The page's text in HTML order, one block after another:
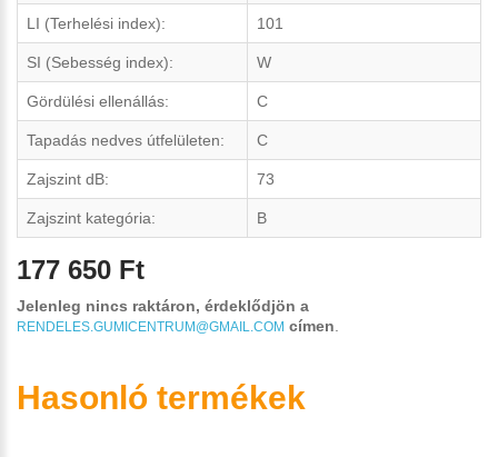
LI (Terhelési index): 101
SI (Sebesség index): W
Gördülési ellenállás: C
Tapadás nedves útfelületen: C
Zajszint dB: 73
Zajszint kategória: B
177 650 Ft
Jelenleg nincs raktáron, érdeklődjön a
RENDELES.GUMICENTRUM@GMAIL.COM címen
Hasonló termékek